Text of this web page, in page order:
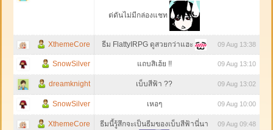
ต่ดันไม่มีกล่องแชท
XthemeCore ธีม FlattyIRPG ดูสวยกว่าแฮะ 09 Aug 13:38
SnowSilver แถบสิเฮ้ย !! 09 Aug 13:10
dreamknight เบ็บสีฟ้า ?? 09 Aug 13:02
SnowSilver เหอๆ 09 Aug 10:00
XthemeCore ธีมนี้รู้สึกจะเป็นธีมของเบ็บสีฟ้านี่นา 09 Aug 09:48